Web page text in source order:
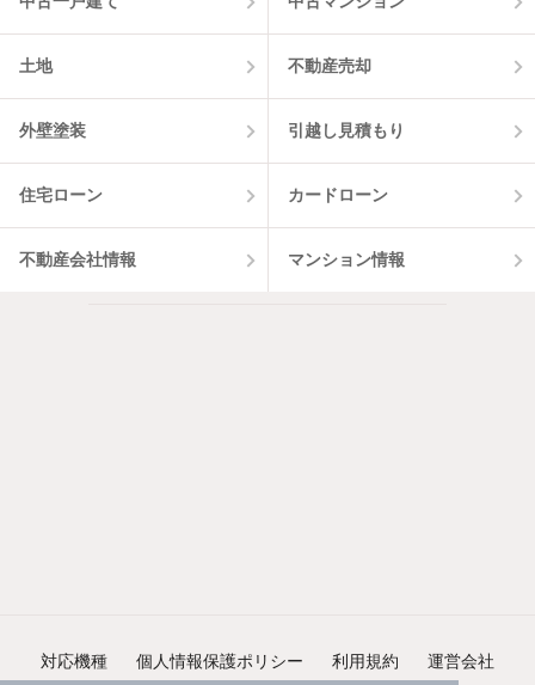
土地 不動産売却
外壁塗装 引越し見積もり
住宅ローン カードローン
不動産会社情報 マンション情報
対応機種 個人情報保護ポリシー 利用規約 運営会社